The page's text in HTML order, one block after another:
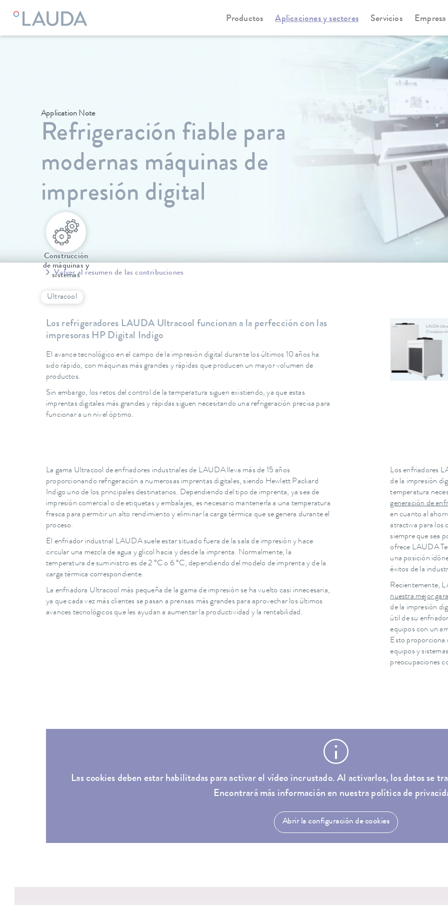
Productos Aplicaciones y sectores Servicios Empresa
Application Note
Refrigeración fiable para
modernas máquinas de
impresión digital
Construcción
de máquinas y
sistemas
Ultracool
Volver al resumen de las contribuciones
Los refrigeradores LAUDA Ultracool funcionan a la perfección con las
impresoras HP Digital Indigo
El avance tecnológico en el campo de la impresión digital durante los últimos 10 años ha
sido rápido, con máquinas más grandes y rápidas que producen un mayor volumen de
productos.
Sin embargo, los retos del control de la temperatura siguen existiendo, ya que estas
imprentas digitales más grandes y rápidas siguen necesitando una refrigeración precisa para
funcionar a un nivel óptimo.
La gama Ultracool de enfriadores industriales de LAUDA lleva más de 15 años
proporcionando refrigeración a numerosas imprentas digitales, siendo Hewlett Packard
Indigo uno de los principales destinatarios. Dependiendo del tipo de imprenta, ya sea de
impresión comercial o de etiquetas y embalajes, es necesario mantenerla a una temperatura
fresca para permitir un alto rendimiento y eliminar la carga térmica que se genera durante el
proceso.
El enfriador industrial LAUDA suele estar situado fuera de la sala de impresión y hace
circular una mezcla de agua y glicol hacia y desde la imprenta. Normalmente, la
temperatura de suministro es de 2 °C o 6 °C, dependiendo del modelo de imprenta y de la
carga térmica correspondiente.
La enfriadora Ultracool más pequeña de la gama de impresión se ha vuelto casi innecesaria,
ya que cada vez más clientes se pasan a prensas más grandes para aprovechar los últimos
avances tecnológicos que les ayudan a aumentar la productividad y la rentabilidad.
Los enfriadores
de la impresión
temperatura
generación de
en cuanto al
atractiva para los
siempre que sea
ofrece LAUDA
una posición
éxitos de la
Recientemente,
nuestra mejor
de la impresión
útil de su
equipos con un
Esto proporciona
equipos y
preocupaciones
Las cookies deben estar habilitadas para activar el vídeo incrustado. Al activarlos, los datos se
Encontrará más información en nuestra política de
Abrir la configuración de cookies